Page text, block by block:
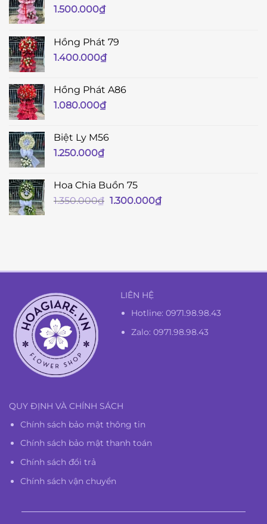
1.500.000₫
Hồng Phát 79
1.400.000₫
Hồng Phát A86
1.080.000₫
Biệt Ly M56
1.250.000₫
Hoa Chia Buồn 75
1.350.000₫ Giá
1.300.000₫Giá
LIÊN HỆ
Hotline:0971.98.98.43
Zalo: 0971.98.98.43
QUY ĐỊNH VÀ CHÍNH SÁCH
Chính sách bảo mật thông tin
Chính sách bảo mật thanh toán
Chính sách đổi trả
Chính sách vận chuyển